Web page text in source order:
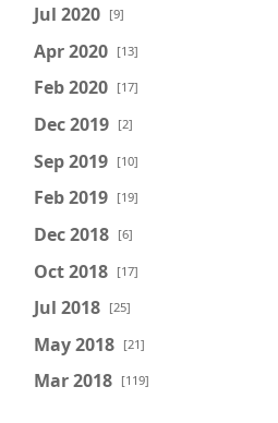
Jul 2020 [9]
Apr 2020 [13]
Feb 2020 [17]
Dec 2019 [2]
Sep 2019 [10]
Feb 2019 [19]
Dec 2018 [6]
Oct 2018 [17]
Jul 2018 [25]
May 2018 [21]
Mar 2018 [119]